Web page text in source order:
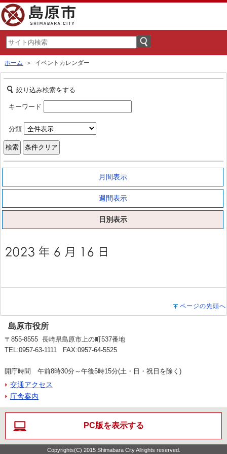
ホーム ＞ イベントカレンダー
絞り込み検索をする
キーワード
分類
月間表示
週間表示
日別表示
ページの先頭へ
島原市役所
〒855-8555 長崎県島原市上の町537番地
TEL:0957-63-1111 FAX:0957-64-5525
開庁時間 午前8時30分～午後5時15分(土・日・祝日を除く)
交通アクセス
庁舎案内
PC版を表示する
Copyrights(C) 2015 Shimabara City Allrights reserved.